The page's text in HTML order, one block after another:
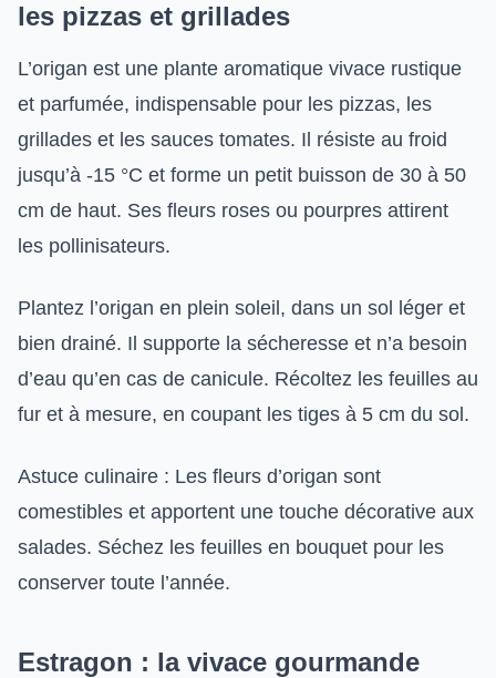
les pizzas et grillades
L’origan est une plante aromatique vivace rustique
et parfumée, indispensable pour les pizzas, les
grillades et les sauces tomates. Il résiste au froid
jusqu’à -15 °C et forme un petit buisson de 30 à 50
cm de haut. Ses fleurs roses ou pourpres attirent
les pollinisateurs.
Plantez l’origan en plein soleil, dans un sol léger et
bien drainé. Il supporte la sécheresse et n’a besoin
d’eau qu’en cas de canicule. Récoltez les feuilles au
fur et à mesure, en coupant les tiges à 5 cm du sol.
Astuce culinaire : Les fleurs d’origan sont
comestibles et apportent une touche décorative aux
salades. Séchez les feuilles en bouquet pour les
conserver toute l’année.
Estragon : la vivace gourmande